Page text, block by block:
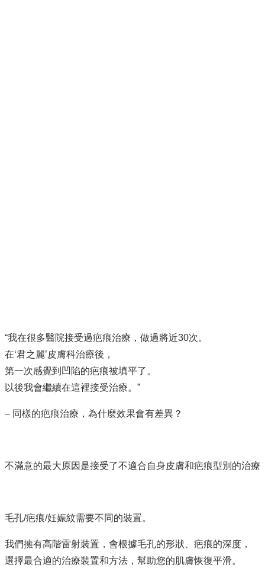
“我在很多醫院接受過疤痕治療，做過將近30次。
在‘君之麗’皮膚科治療後，
第一次感覺到凹陷的疤痕被填平了。
以後我會繼續在這裡接受治療。”
– 同樣的疤痕治療，為什麼效果會有差異？
不滿意的最大原因是接受了不適合自身皮膚和疤痕型別的治療
毛孔/疤痕/妊娠紋需要不同的裝置。
我們擁有高階雷射裝置，會根據毛孔的形狀、疤痕的深度，
選擇最合適的治療裝置和方法，幫助您的肌膚恢復平滑。